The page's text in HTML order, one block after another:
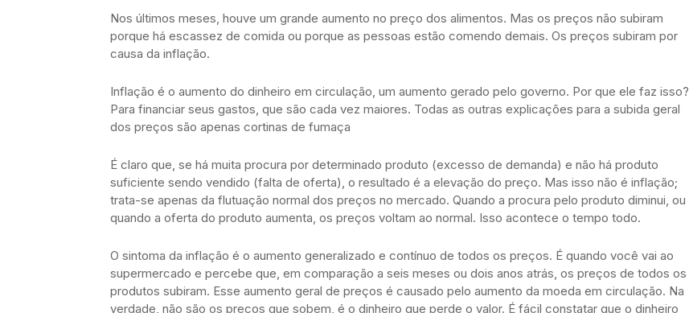
Nos últimos meses, houve um grande aumento no preço dos alimentos. Mas os preços não subiram
porque há escassez de comida ou porque as pessoas estão comendo demais. Os preços subiram por
causa da inflação.
Inflação é o aumento do dinheiro em circulação, um aumento gerado pelo governo. Por que ele faz isso?
Para financiar seus gastos, que são cada vez maiores. Todas as outras explicações para a subida geral
dos preços são apenas cortinas de fumaça
É claro que, se há muita procura por determinado produto (excesso de demanda) e não há produto
suficiente sendo vendido (falta de oferta), o resultado é a elevação do preço. Mas isso não é inflação;
trata-se apenas da flutuação normal dos preços no mercado. Quando a procura pelo produto diminui, ou
quando a oferta do produto aumenta, os preços voltam ao normal. Isso acontece o tempo todo.
O sintoma da inflação é o aumento generalizado e contínuo de todos os preços. É quando você vai ao
supermercado e percebe que, em comparação a seis meses ou dois anos atrás, os preços de todos os
produtos subiram. Esse aumento geral de preços é causado pelo aumento da moeda em circulação. Na
verdade, não são os preços que sobem, é o dinheiro que perde o valor. É fácil constatar que o dinheiro